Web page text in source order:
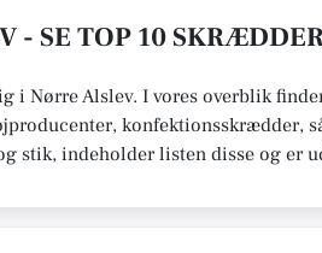
- SE TOP 10
i Nørre Alslev. I vores overblik
konfektionsskrædder,
stik, indeholder listen disse og er